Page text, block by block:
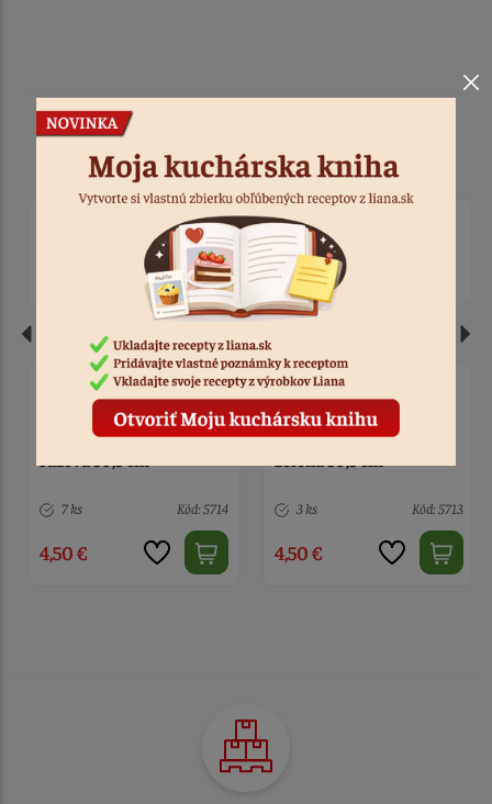
Podložka EXTRA svetlo-
7 ks Kód: 5714
4,50 €
Podložka EXTRA svetlo-
3 ks Kód: 5713
4,50 €